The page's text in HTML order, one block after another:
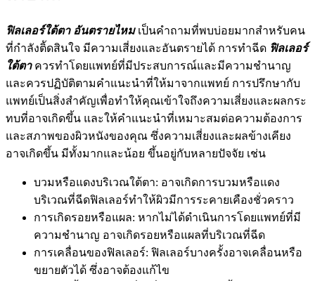
ฟิลเลอร์ใต้ตา อันตรายไหม เป็นคำถามที่พบบ่อยมากสำหรับคน
ที่กำลังติัดสินใจ มีความเสี่ยงและอันตรายได้ การทำฉีด ฟิลเลอร์
ใต้ตา ควรทำโดยแพทย์ที่มีประสบการณ์และมีความชำนาญ
และควรปฏิบัติตามคำแนะนำที่ให้มาจากแพทย์ การปรึกษากับ
แพทย์เป็นสิ่งสำคัญเพื่อทำให้คุณเข้าใจถึงความเสี่ยงและผลกระ
ทบที่อาจเกิดขึ้น และให้คำแนะนำที่เหมาะสมต่อความต้องการ
และสภาพของผิวหนังของคุณ ซึ่งความเสี่ยงและผลข้างเคียง
อาจเกิดขึ้น มีทั้งมากและน้อย ขึ้นอยู่กับหลายปัจจัย เช่น
บวมหรือแดงบริเวณใต้ตา: อาจเกิดการบวมหรือแดง
บริเวณที่ฉีดฟิลเลอร์ทำให้ผิวมีการระคายเคืองชั่วคราว
การเกิดรอยหรือแผล: หากไม่ได้ดำเนินการโดยแพทย์ที่มี
ความชำนาญ อาจเกิดรอยหรือแผลที่บริเวณที่ฉีด
การเคลื่อนของฟิลเลอร์: ฟิลเลอร์บางครั้งอาจเคลื่อนหรือ
ขยายตัวได้ ซึ่งอาจต้องแก้ไข